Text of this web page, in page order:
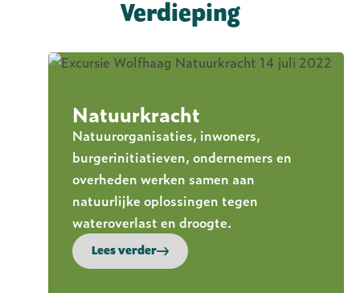
Verdieping
Natuurkracht
Natuurorganisaties, inwoners,
burgerinitiatieven, ondernemers en
overheden werken samen aan
natuurlijke oplossingen tegen
wateroverlast en droogte.
Lees verder